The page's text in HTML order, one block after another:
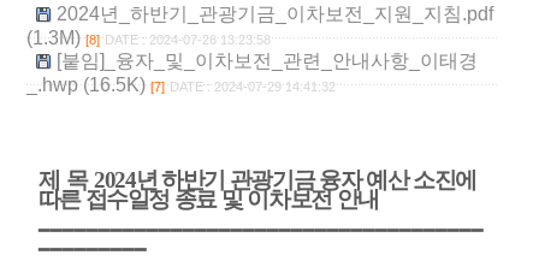
2024년_하반기_관광기금_이차보전_지원_지침.pdf
(1.3M) [8] DATE : 2024-07-26 13:23:58
[붙임]_융자_및_이차보전_관련_안내사항_이태경
_.hwp (16.5K) [7] DATE : 2024-07-29 14:41:32
제 목2024년 하반기 관광기금 융자 예산 소진에
따른 접수일정 종료 및 이차보전 안내
━━━━━━━━━━━━━━━━━━━━━━━━━━━━━━━━━━━━━
━━━━━━━━━